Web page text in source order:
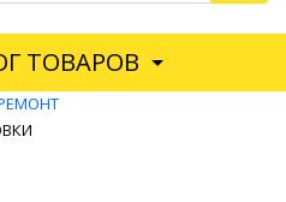
ТОВАРОВ